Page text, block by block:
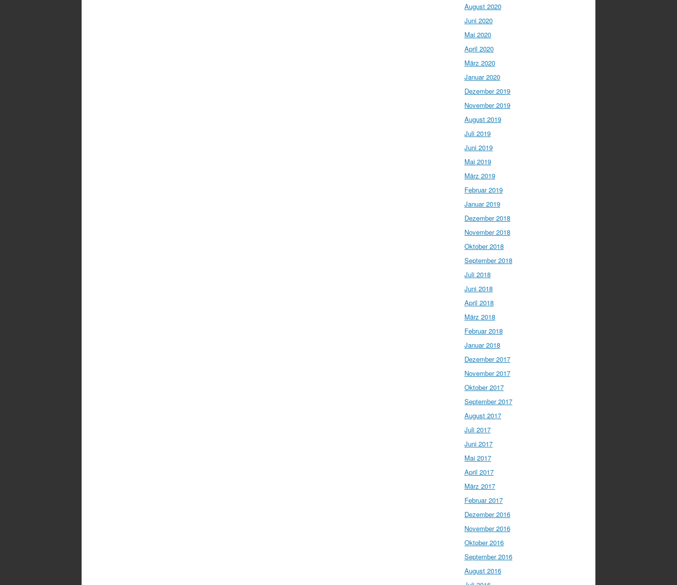
August 2020
Juni 2020
Mai 2020
April 2020
März 2020
Januar 2020
Dezember 2019
November 2019
August 2019
Juli 2019
Juni 2019
Mai 2019
März 2019
Februar 2019
Januar 2019
Dezember 2018
November 2018
Oktober 2018
September 2018
Juli 2018
Juni 2018
April 2018
März 2018
Februar 2018
Januar 2018
Dezember 2017
November 2017
Oktober 2017
September 2017
August 2017
Juli 2017
Juni 2017
Mai 2017
April 2017
März 2017
Februar 2017
Dezember 2016
November 2016
Oktober 2016
September 2016
August 2016